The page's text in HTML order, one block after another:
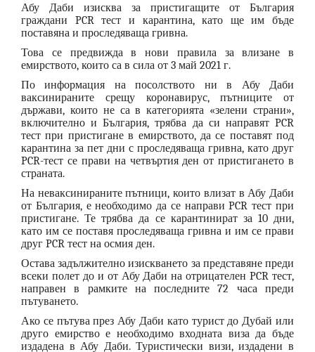
Абу Даби изисква за пристигащите от България
граждани PCR тест и карантина, като ще им бъде
поставяна и проследяваща гривна.
Това се предвижда в нови правила за влизане в
емирството, които са в сила от 3 май 2021 г.
По информация на посолството ни в Абу Даби
ваксинираните срещу коронавирус, пътниците от
държави, които не са в категорията «зелени страни»,
включително и България, трябва да си направят PCR
тест при пристигане в емирството, да се поставят под
карантина за пет дни с проследяваща гривна, като друг
PCR-тест се прави на четвъртия ден от пристигането в
страната.
На неваксинираните пътници, които влизат в Абу Даби
от България, е необходимо да се направи PCR тест при
пристигане. Те трябва да се карантинират за 10 дни,
като им се поставя проследяваща гривна и им се прави
друг PCR тест на осмия ден.
Остава задължително изискването за представяне преди
всеки полет до и от Абу Даби на отрицателен PCR тест,
направен в рамките на последните 72 часа преди
пътуването.
Ако се пътува през Абу Даби като турист до Дубай или
друго емирство е необходимо входната виза да бъде
издадена в Абу Даби. Туристически визи, издадени в